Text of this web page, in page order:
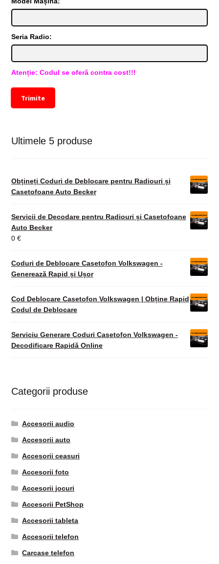
Seria Radio:
Atenție: Codul se oferă contra cost!!!
Trimite
Ultimele 5 produse
Obțineți Coduri de Deblocare pentru Radiouri și
Casetofoane Auto Becker
Servicii de Decodare pentru Radiouri și Casetofoane
Auto Becker
0 €
Coduri de Deblocare Casetofon Volkswagen -
Generează Rapid și Ușor
Cod Deblocare Casetofon Volkswagen | Obține Rapid
Codul de Deblocare
Serviciu Generare Coduri Casetofon Volkswagen -
Decodificare Rapidă Online
Categorii produse
Accesorii audio
Accesorii auto
Accesorii ceasuri
Accesorii foto
Accesorii jocuri
Accesorii PetShop
Accesorii tableta
Accesorii telefon
Carcase telefon